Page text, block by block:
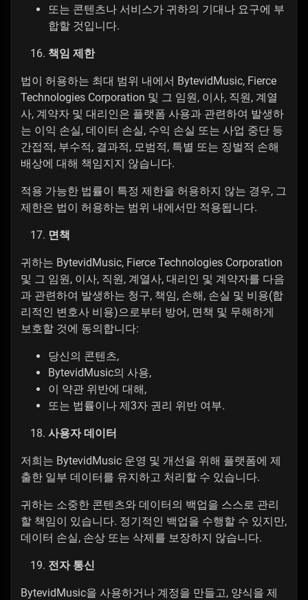
또는 콘텐츠나 서비스가 귀하의 기대나 요구에 부
합할 것입니다.
책임 제한
법이 허용하는 최대 범위 내에서 BytevidMusic, Fierce
Technologies Corporation 및 그 임원, 이사, 직원, 계열
사, 계약자 및 대리인은 플랫폼 사용과 관련하여 발생하
는 이익 손실, 데이터 손실, 수익 손실 또는 사업 중단 등
간접적, 부수적, 결과적, 모범적, 특별 또는 징벌적 손해
배상에 대해 책임지지 않습니다.
적용 가능한 법률이 특정 제한을 허용하지 않는 경우, 그
제한은 법이 허용하는 범위 내에서만 적용됩니다.
면책
귀하는 BytevidMusic, Fierce Technologies Corporation
및 그 임원, 이사, 직원, 계열사, 대리인 및 계약자를 다음
과 관련하여 발생하는 청구, 책임, 손해, 손실 및 비용(합
리적인 변호사 비용)으로부터 방어, 면책 및 무해하게
보호할 것에 동의합니다:
당신의 콘텐츠,
BytevidMusic의 사용,
이 약관 위반에 대해,
또는 법률이나 제3자 권리 위반 여부.
사용자 데이터
저희는 BytevidMusic 운영 및 개선을 위해 플랫폼에 제
출한 일부 데이터를 유지하고 처리할 수 있습니다.
귀하는 소중한 콘텐츠와 데이터의 백업을 스스로 관리
할 책임이 있습니다. 정기적인 백업을 수행할 수 있지만,
데이터 손실, 손상 또는 삭제를 보장하지 않습니다.
전자 통신
BytevidMusic을 사용하거나 계정을 만들고, 양식을 제